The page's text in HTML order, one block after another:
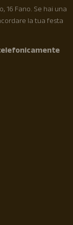
16 Fano. Se hai una
la tua festa